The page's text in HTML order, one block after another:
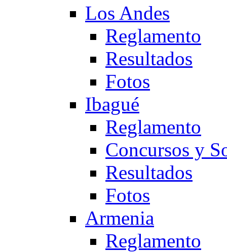
Los Andes
Reglamento
Resultados
Fotos
Ibagué
Reglamento
Concursos y
Resultados
Fotos
Armenia
Reglamento